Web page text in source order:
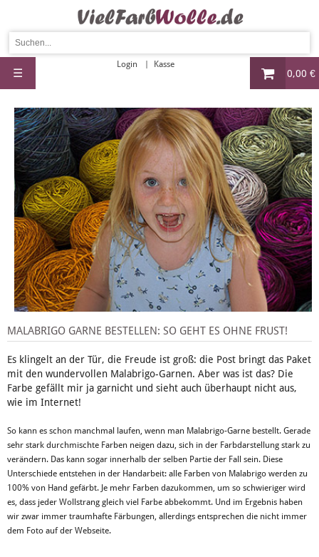
0,00 €
Login Kasse
☰
MALABRIGO GARNE BESTELLEN: SO GEHT ES OHNE FRUST!
Es klingelt an der Tür, die Freude ist groß: die Post bringt das Paket
mit den wundervollen Malabrigo-Garnen. Aber was ist das? Die
Farbe gefällt mir ja garnicht und sieht auch überhaupt nicht aus,
wie im Internet!
So kann es schon manchmal laufen, wenn man Malabrigo-Garne bestellt. Gerade
sehr stark durchmischte Farben neigen dazu, sich in der Farbdarstellung stark zu
verändern. Das kann sogar innerhalb der selben Partie der Fall sein. Diese
Unterschiede entstehen in der Handarbeit: alle Farben von Malabrigo werden zu
100% von Hand gefärbt. Je mehr Farben dazukommen, um so schwieriger wird
es, dass jeder Wollstrang gleich viel Farbe abbekommt. Und im Ergebnis haben
wir zwar immer traumhafte Färbungen, allerdings entsprechen die nicht immer
dem Foto auf der Webseite.